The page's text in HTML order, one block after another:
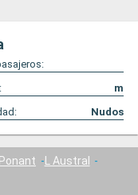
m
Nudos
Ponant
L Austral